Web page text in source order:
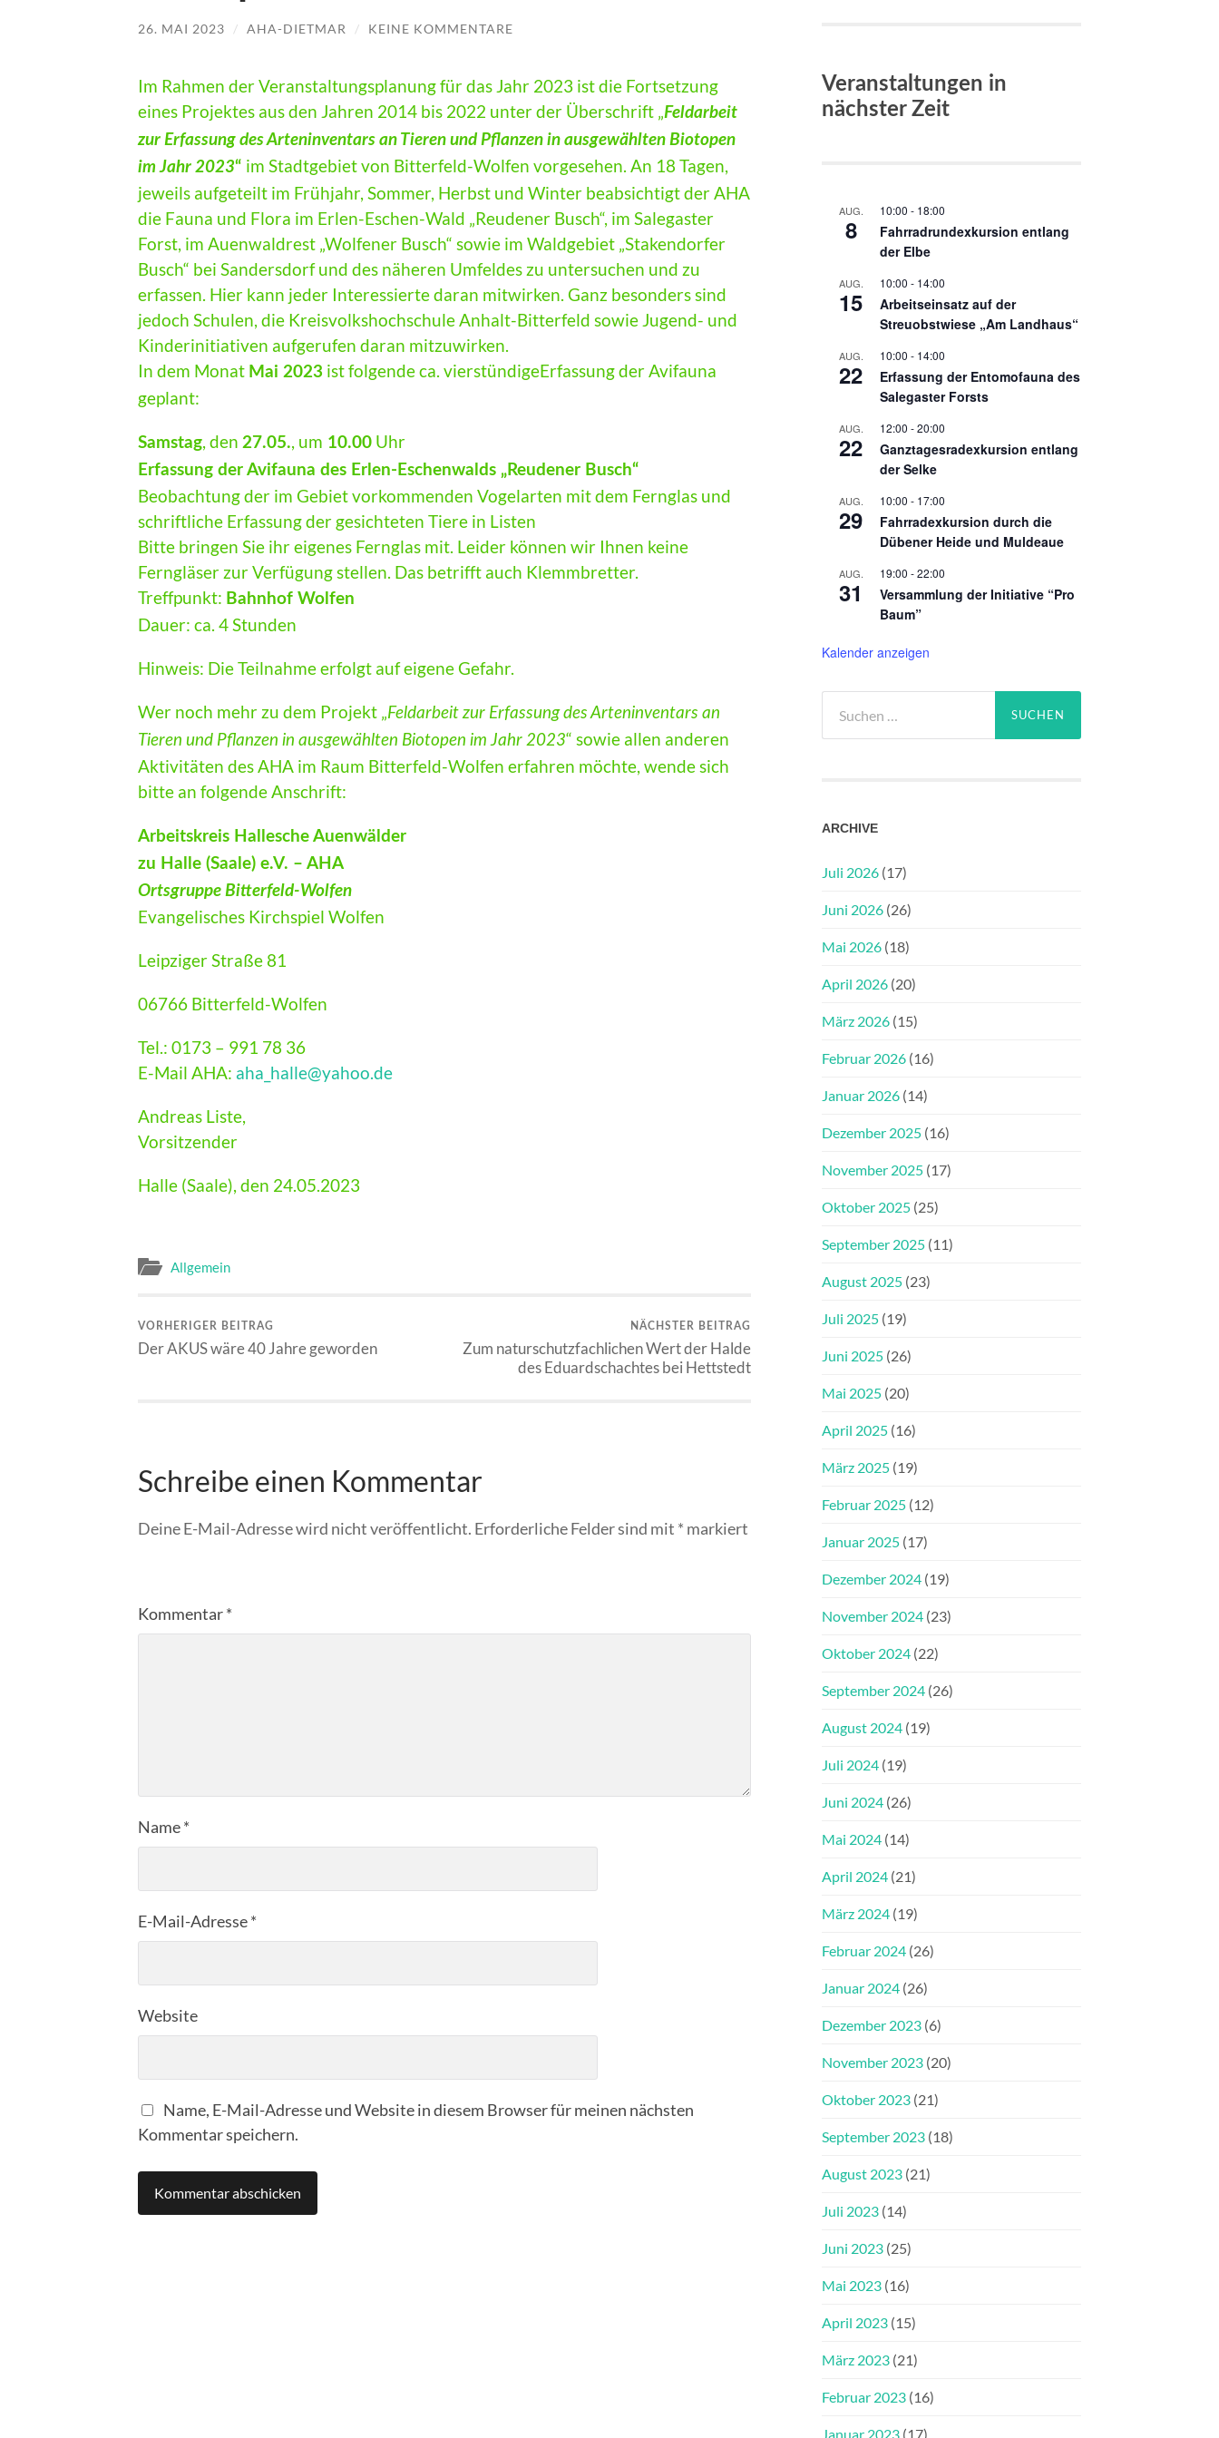
26. MAI 2023 / AHA-DIETMAR / KEINE KOMMENTARE
Im Rahmen der Veranstaltungsplanung für das Jahr 2023 ist die Fortsetzung
eines Projektes aus den Jahren 2014 bis 2022 unter der Überschrift „Feldarbeit
zur Erfassung des Arteninventars an Tieren und Pflanzen in ausgewählten Biotopen
im Jahr 2023“ im Stadtgebiet von Bitterfeld-Wolfen vorgesehen. An 18 Tagen,
jeweils aufgeteilt im Frühjahr, Sommer, Herbst und Winter beabsichtigt der AHA
die Fauna und Flora im Erlen-Eschen-Wald „Reudener Busch“, im Salegaster
Forst, im Auenwaldrest „Wolfener Busch“ sowie im Waldgebiet „Stakendorfer
Busch“ bei Sandersdorf und des näheren Umfeldes zu untersuchen und zu
erfassen. Hier kann jeder Interessierte daran mitwirken. Ganz besonders sind
jedoch Schulen, die Kreisvolkshochschule Anhalt-Bitterfeld sowie Jugend- und
Kinderinitiativen aufgerufen daran mitzuwirken.
In dem Monat Mai 2023 ist folgende ca. vierstündigeErfassung der Avifauna
geplant:
Samstag , den 27.05. , um 10.00 Uhr
Erfassung der Avifauna des Erlen-Eschenwalds „Reudener Busch“
Beobachtung der im Gebiet vorkommenden Vogelarten mit dem Fernglas und
schriftli­che Erfassung der gesichteten Tiere in Listen
Bitte bringen Sie ihr eigenes Fernglas mit. Leider können wir Ihnen keine
Ferngläser zur Verfügung stel­len. Das betrifft auch Klemmbretter.
Treffpunkt: Bahnhof Wolfen
Dauer: ca. 4 Stunden
Hinweis: Die Teilnahme erfolgt auf eigene Gefahr.
Wer noch mehr zu dem Projekt „Feldarbeit zur Erfassung des Arteninventars an
Tieren und Pflanzen in ausgewählten Biotopen im Jahr 2023“ sowie allen anderen
Aktivitäten des AHA im Raum Bitterfeld-Wolfen erfahren möchte, wende sich
bitte an folgende Anschrift:
Arbeitskreis Hallesche Auenwälder
zu Halle (Saale) e.V. – AHA
Ortsgruppe Bitterfeld-Wolfen
Evangelisches Kirchspiel Wolfen
Leipziger Straße 81
06766 Bitterfeld-Wolfen
Tel.: 0173 – 991 78 36
E-Mail AHA: aha_halle@yahoo.de
Andreas Liste,
Vorsitzender
Halle (Saale), den 24.05.2023
Allgemein
VORHERIGER BEITRAG
Der AKUS wäre 40 Jahre geworden
NÄCHSTER BEITRAG
Zum naturschutzfachlichen Wert der Halde
des Eduardschachtes bei Hettstedt
Schreibe einen Kommentar
Deine E-Mail-Adresse wird nicht veröffentlicht. Erforderliche Felder sind mit * markiert
Kommentar*
Name*
E-Mail-Adresse*
Website
Name, E-Mail-Adresse und Website in diesem Browser für meinen nächsten
Kommentar speichern.
Veranstaltungen in
nächster Zeit
AUG.
8
10:00 - 18:00
Fahrradrundexkursion entlang
der Elbe
AUG.
15
10:00 - 14:00
Arbeitseinsatz auf der
Streuobstwiese „Am Landhaus“
AUG.
22
10:00 - 14:00
Erfassung der Entomofauna des
Salegaster Forsts
AUG.
22
12:00 -20:00
Ganztagesradexkursion entlang
der Selke
AUG.
29
10:00 - 17:00
Fahrradexkursion durch die
Dübener Heide und Muldeaue
AUG.
31
19:00 -22:00
Versammlung der Initiative “Pro
Baum”
Kalender anzeigen
nach:
ARCHIVE
Juli 2026 (17)
Juni 2026 (26)
Mai 2026 (18)
April 2026 (20)
März 2026 (15)
Februar 2026 (16)
Januar 2026 (14)
Dezember 2025 (16)
November 2025 (17)
Oktober 2025 (25)
September 2025 (11)
August 2025 (23)
Juli 2025 (19)
Juni 2025 (26)
Mai 2025 (20)
April 2025 (16)
März 2025 (19)
Februar 2025 (12)
Januar 2025 (17)
Dezember 2024 (19)
November 2024 (23)
Oktober 2024 (22)
September 2024 (26)
August 2024 (19)
Juli 2024 (19)
Juni 2024 (26)
Mai 2024 (14)
April 2024 (21)
März 2024 (19)
Februar 2024 (26)
Januar 2024 (26)
Dezember 2023 (6)
November 2023 (20)
Oktober 2023 (21)
September 2023 (18)
August 2023 (21)
Juli 2023 (14)
Juni 2023 (25)
Mai 2023 (16)
April 2023 (15)
März 2023 (21)
Februar 2023 (16)
Januar 2023 (17)